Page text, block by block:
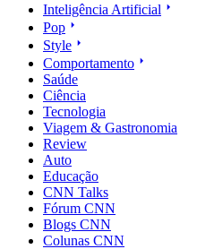
Inteligência Artificial
Pop
Style
Comportamento
Saúde
Ciência
Tecnologia
Viagem & Gastronomia
Review
Auto
Educação
CNN Talks
Fórum CNN
Blogs CNN
Colunas CNN